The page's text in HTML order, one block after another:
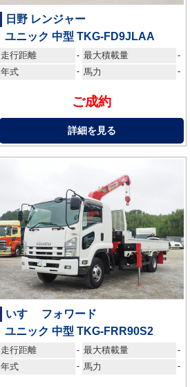
日野 レンジャー
ユニック 中型 TKG-FD9JLAA
走行距離 - 最大積載量 -
年式 - 馬力 -
ご成約
詳細を見る
いすゞ フォワード
ユニック 中型 TKG-FRR90S2
走行距離 - 最大積載量 -
年式 - 馬力 -